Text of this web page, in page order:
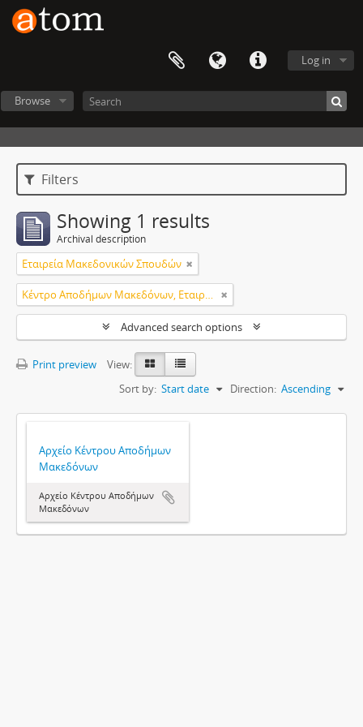
Log in
Browse
Filters
Showing 1 results
Archival description
Εταιρεία Μακεδονικών Σπουδών
Κέντρο Αποδήμων Μακεδόνων, Εταιρεία Μακεδονικών Σπουδών.
Advanced search options
Print preview
View:
Sort by: Start date Direction: Ascending
Αρχείο Κέντρου Αποδήμων
Μακεδόνων
Αρχείο Κέντρου Αποδήμων
Μακεδόνων